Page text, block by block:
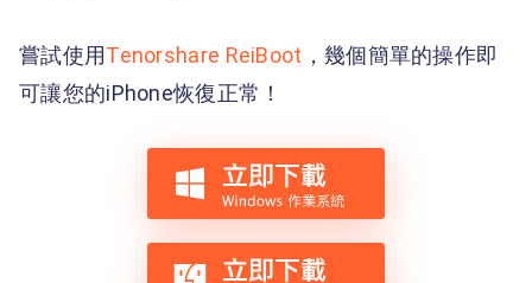
嘗試使用Tenorshare ReiBoot ，幾個簡單的操作即
可讓您的iPhone恢復正常！